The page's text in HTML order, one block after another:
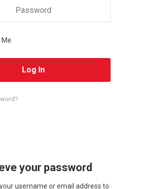
your password
username or email address to